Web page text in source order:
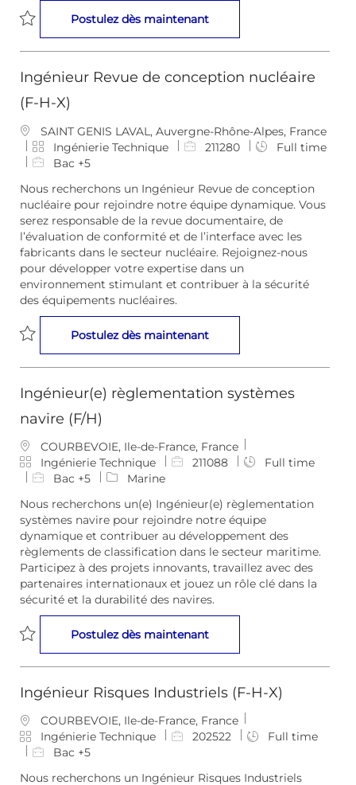
i
Sauvegarder Ingénieur Risques Industriels & ATEX (F-H-X)
Postulez dès maintenantIngénieur Risques
Ingénieur Revue de conception nucléaire
(F-H-X)
E
a
c
e
m
e
n
t
SAINT GENIS LAVAL, Auvergne-Rhône-Alpes, France
C
a
é
g
o
r
i
e
Ingénierie Technique
I
e
l
’
e
m
p
l
i
211280
Full time
Bac +5
Nous recherchons un Ingénieur Revue de conception
nucléaire pour rejoindre notre équipe dynamique. Vous
serez responsable de la revue documentaire, de
l’évaluation de conformité et de l’interface avec les
fabricants dans le secteur nucléaire. Rejoignez-nous
pour développer votre expertise dans un
environnement stimulant et contribuer à la sécurité
des équipements nucléaires.
Sauvegarder Ingénieur Revue de conception nucléaire (F-
Postulez dès maintenantIngénieur Revue de
Ingénieur(e) règlementation systèmes
navire (F/H)
E
m
a
c
e
m
e
n
t
COURBEVOIE, Ile-de-France, France
C
é
g
o
r
i
e
Ingénierie Technique
I
e
l
’
e
m
p
l
o
i
211088
Full time
Bac +5
Marine
Nous recherchons un(e) Ingénieur(e) règlementation
systèmes navire pour rejoindre notre équipe
dynamique et contribuer au développement des
règlements de classification dans le secteur maritime.
Participez à des projets innovants, travaillez avec des
partenaires internationaux et jouez un rôle clé dans la
sécurité et la durabilité des navires.
Sauvegarder Ingénieur(e) règlementation systèmes navire
Postulez dès maintenantIngénieur(e)
Ingénieur Risques Industriels (F-H-X)
E
m
COURBEVOIE, Ile-de-France, France
C
Ingénierie Technique
I
202522
Full time
Bac +5
Nous recherchons un Ingénieur Risques Industriels